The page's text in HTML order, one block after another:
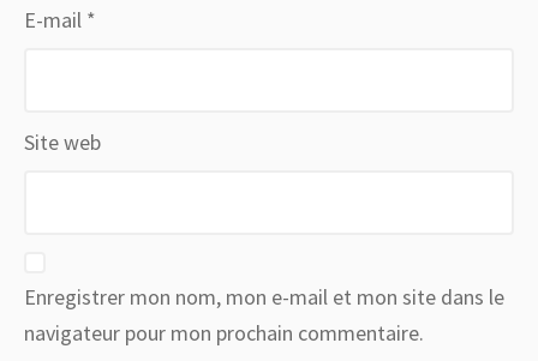
E-mail *
Site web
Enregistrer mon nom, mon e-mail et mon site dans le
navigateur pour mon prochain commentaire.